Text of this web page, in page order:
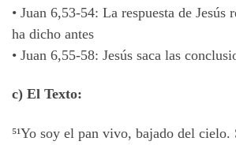
• Juan 6,53-54: La respuesta de Jesús
ha dicho antes
• Juan 6,55-58: Jesús saca las
c) El Texto:
⁵¹Yo soy el pan vivo, bajado del cielo.